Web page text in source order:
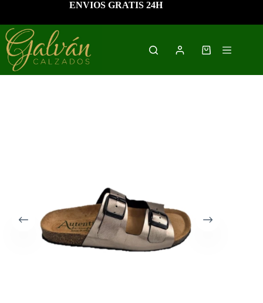
contenido
ENVIOS GRATIS 24H
Carro
compra